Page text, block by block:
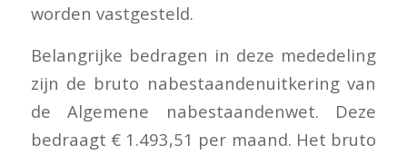
worden vastgesteld.
Belangrijke bedragen in deze mededeling
zijn de bruto nabestaandenuitkering van
de Algemene nabestaandenwet. Deze
bedraagt € 1.493,51 per maand. Het bruto